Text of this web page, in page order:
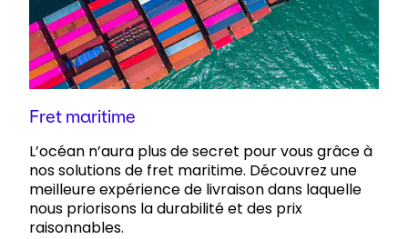
Fret maritime
L’océan n’aura plus de secret pour vous grâce à
nos solutions de fret maritime. Découvrez une
meilleure expérience de livraison dans laquelle
nous priorisons la durabilité et des prix
raisonnables.